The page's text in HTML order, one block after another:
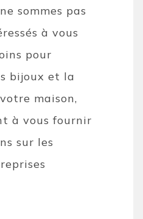
sommes pas
à vous
pour
bijoux et la
maison,
à vous fournir
sur les